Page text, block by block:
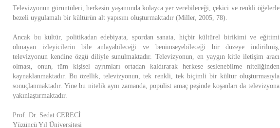
Televizyonun görüntüleri, herkesin yaşamında kolayca yer verebileceği, çekici ve renkli öğelerle
bezeli uygulamalı bir kültürün alt yapısını oluşturmaktadır (Miller, 2005, 78).
Ancak bu kültür, politikadan edebiyata, spordan sanata, hiçbir kültürel birikimi ve eğitimi
olmayan izleyicilerin bile anlayabileceği ve benimseyebileceği bir düzeye indirilmiş,
televizyonun kendine özgü diliyle sunulmaktadır. Televizyonun, en yaygın kitle iletişim aracı
olması, onun, tüm kişisel ayrımları ortadan kaldırarak herkese seslenebilme niteliğinden
kaynaklanmaktadır. Bu özellik, televizyonun, tek renkli, tek biçimli bir kültür oluşturmasıyla
sonuçlanmaktadır. Yine bu nitelik aynı zamanda, popülist amaç peşinde koşanları da televizyona
yakınlaştırmaktadır.
Prof. Dr. Sedat CERECİ
Yüzüncü Yıl Üniversitesi